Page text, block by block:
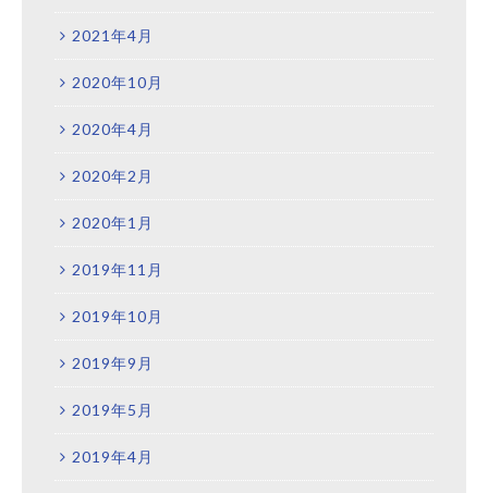
2021年4月
2020年10月
2020年4月
2020年2月
2020年1月
2019年11月
2019年10月
2019年9月
2019年5月
2019年4月